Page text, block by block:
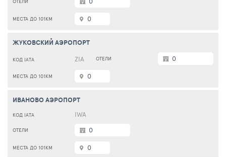
0
ЖУКОВСКИЙ АЭРОПОРТ
ZIA
0
0
ИВАНОВО АЭРОПОРТ
IWA
0
0